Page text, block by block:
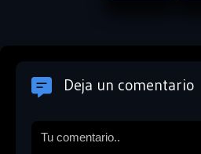
Deja un comentario